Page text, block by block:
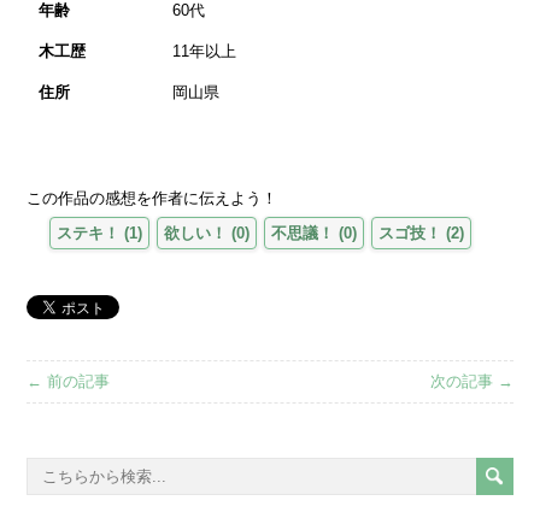
年齢 60代
木工歴 11年以上
住所 岡山県
この作品の感想を作者に伝えよう！
ステキ！
(1) 欲しい！ (0) 不思議！ (0) スゴ技！ (2)
← 前の記事 次の記事 →